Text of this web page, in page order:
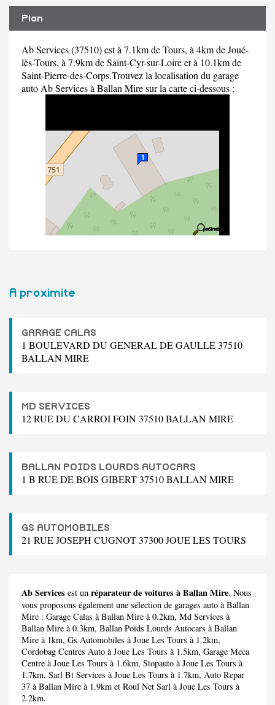
Plan
Ab Services (37510) est à 7.1km de Tours, à 4km de Joué-
lès-Tours, à 7.9km de Saint-Cyr-sur-Loire et à 10.1km de
Saint-Pierre-des-Corps.Trouvez la localisation du garage
auto Ab Services à Ballan Mire sur la carte ci-dessous :
A proximite
GARAGE CALAS
1 BOULEVARD DU GENERAL DE GAULLE 37510
BALLAN MIRE
MD SERVICES
12 RUE DU CARROI FOIN 37510 BALLAN MIRE
BALLAN POIDS LOURDS AUTOCARS
1 B RUE DE BOIS GIBERT 37510 BALLAN MIRE
GS AUTOMOBILES
21 RUE JOSEPH CUGNOT 37300 JOUE LES TOURS
Ab Services est un réparateur de voitures à Ballan Mire. Nous
vous proposons également une sélection de garages auto à Ballan
Mire : Garage Calas à Ballan Mire à 0.2km, Md Services à
Ballan Mire à 0.3km, Ballan Poids Lourds Autocars à Ballan
Mire à 1km, Gs Automobiles à Joue Les Tours à 1.2km,
Cordobag Centres Auto à Joue Les Tours à 1.5km, Garage Meca
Centre à Joue Les Tours à 1.6km, Stopauto à Joue Les Tours à
1.7km, Sarl Bt Services à Joue Les Tours à 1.7km, Auto Repar
37 à Ballan Mire à 1.9km et Roul Net Sarl à Joue Les Tours à
2.2km.